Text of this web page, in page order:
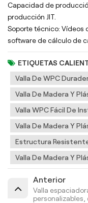
Capacidad de
producción JIT.
Soporte técnico: Vídeos
software de cálculo de
ETIQUETAS
Valla De WPC
Valla De Madera Y
Valla WPC Fácil De
Valla De Madera Y
Estructura
Valla De Madera Y
Anterior
Valla